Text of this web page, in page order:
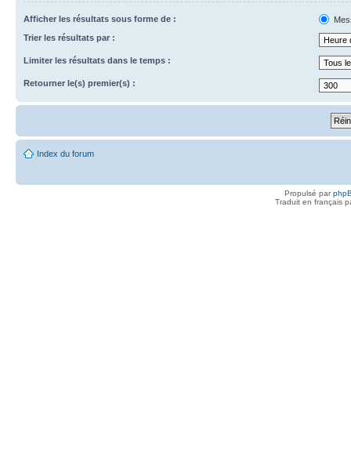
Afficher les résultats sous forme de :
Trier les résultats par :
Limiter les résultats dans le temps :
Retourner le(s) premier(s) :
Index du forum
Propulsé par
Traduit en français